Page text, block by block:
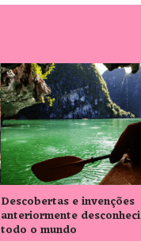
Descobertas e invenções
anteriormente
todo o mundo